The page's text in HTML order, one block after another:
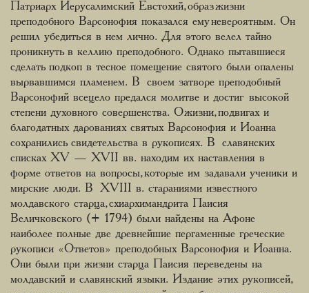
Патриарх Иерусалимский Евстохий, образ жизни
преподобного Варсонофия показался ему невероятным. Он
решил убедиться в нем лично. Для этого велел тайно
проникнуть в келлию преподобного. Однако пытавшиеся
сделать подкоп в тесное помещение святого были опалены
вырвавшимся пламенем. В своем затворе преподобный
Варсонофий всецело предался молитве и достиг высокой
степени духовного совершенства. О жизни, подвигах и
благодатных дарованиях святых Варсонофия и Иоанна
сохранились свидетельства в рукописях. В славянских
списках XV — XVII вв. находим их наставления в
форме ответов на вопросы, которые им задавали ученики и
мирские люди. В XVIII в. стараниями известного
молдавского старца, схиархимандрита Паисия
Величковского (+ 1794) были найдены на Афоне
наиболее полные две древнейшие пергаменные греческие
рукописи «Ответов» преподобных Варсонофия и Иоанна.
Они были при жизни старца Паисия переведены на
молдавский и славянский языки. Издание этих рукописей,